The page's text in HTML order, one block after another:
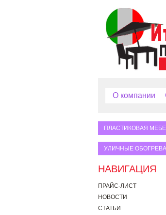
О компании
ПЛАСТИКОВАЯ
УЛИЧНЫЕ
НАВИГАЦИЯ
ПРАЙС-ЛИСТ
НОВОСТИ
СТАТЬИ